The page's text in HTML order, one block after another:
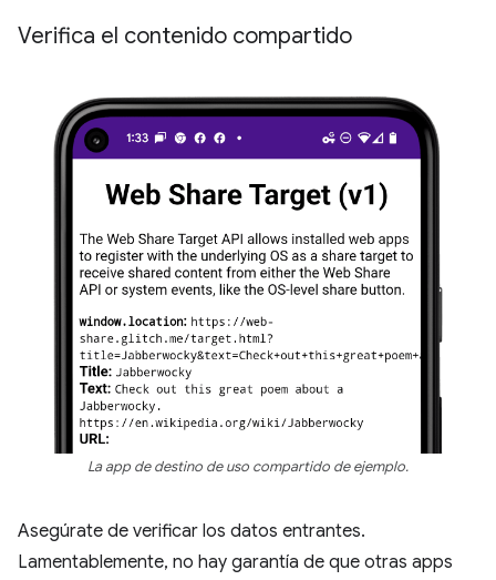
Verifica el contenido compartido
La app de destino de uso compartido de ejemplo.
Asegúrate de verificar los datos entrantes.
Lamentablemente, no hay garantía de que otras apps